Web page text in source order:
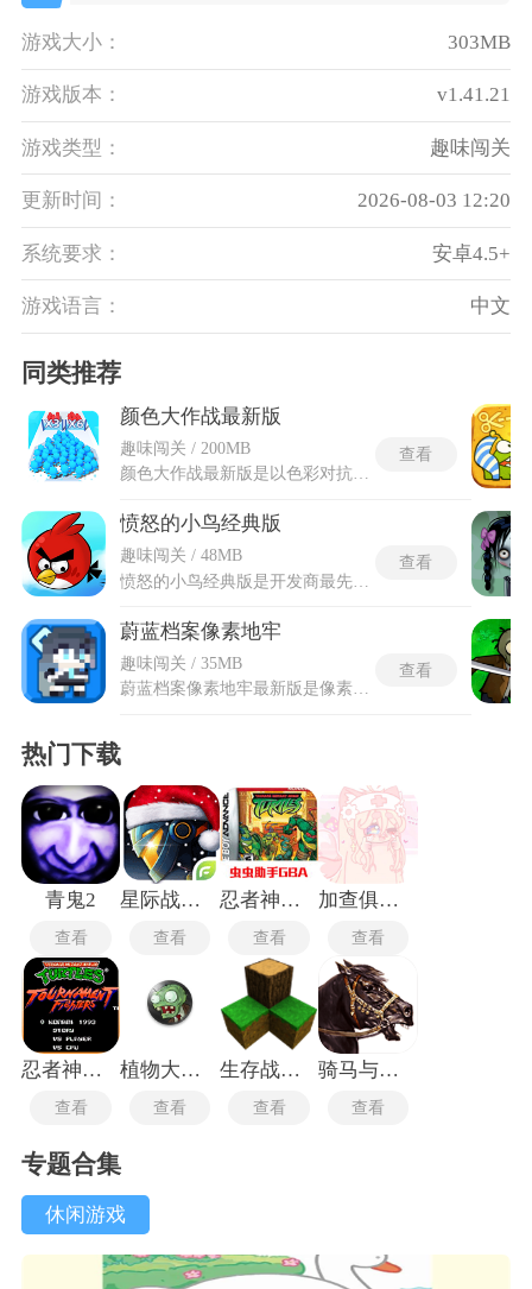
游戏大小： 303MB
游戏版本： v1.41.21
游戏类型： 趣味闯关
更新时间： 2026-08-03 12:20
系统要求： 安卓4.5+
游戏语言： 中文
同类推荐
颜色大作战最新版
趣味闯关 / 200MB
查看
愤怒的小鸟经典版
趣味闯关 / 48MB
查看
蔚蓝档案像素地牢
趣味闯关 / 35MB
蔚蓝档案像素地牢最新版是像素风地牢冒险RPG游戏，基于蔚蓝档案世界观创作，融合复古像素画风与地牢探索玩法。玩家可从二十余名原作角色中挑选伙伴，进入随机生成的多层地牢展开冒险。蔚蓝档案像素地牢最新版优化角色立绘与技能特效，扩展地牢层数与怪物种类，修复已知卡顿问题，新增存档与背包扩容功能，让探索更流畅。玩家可选用原作角色，在随机生成的多层地牢中战斗、收集装备，不断的去突破障碍，逐步揭开数据异常的幕后真相，体验复古像素与二次元设定结合的纯粹冒险乐趣。
查看
热门下载
青鬼2
查看
星际战争异形入侵最新版
查看
忍者神龟安卓版
查看
加查俱乐部可爱屋
查看
忍者神龟格斗中文版
查看
植物大战僵尸TV触控版
查看
生存战争2.3插件版
查看
骑马与砍杀2中文版
查看
专题合集
休闲游戏